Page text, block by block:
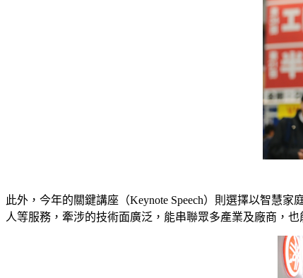
此外，今年的關鍵講座（Keynote Speech）則選擇以智慧
人等服務，牽涉的技術面廣泛，能串聯眾多產業及廠商，也